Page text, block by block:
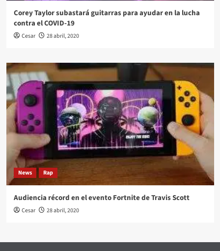
Corey Taylor subastará guitarras para ayudar en la lucha
contra el COVID-19
Cesar 28 abril, 2020
News Rap
Audiencia récord en el evento Fortnite de Travis Scott
Cesar 28 abril, 2020